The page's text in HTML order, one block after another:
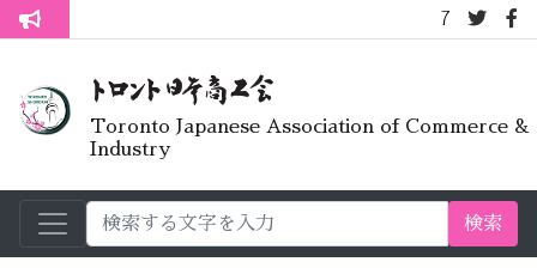
トロント生活不安疑問質問懇談会
7月オープンライ
Toronto Japanese Association of Commerce &
Industry
検索